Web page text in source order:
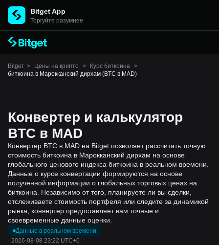
Bitget App
Торгуйте разумнее
Bitget > Цены на крипто > Курс биткоина >
биткоина в Марокканский дирхам (BTC в MAD)
Конвертер и калькулятор
BTC в MAD
Конвертер BTC в MAD на Bitget позволяет рассчитать точную
стоимость биткоина в Марокканский дирхам на основе
глобального ценового индекса биткоина в реальном времени.
Данные о курсе конвертации формируются на основе
полученной информации о глобальных торговых ценах на
биткоина. Независимо от того, планируете ли вы сделки,
отслеживаете стоимость портфеля или следите за динамикой
рынка, конвертер предоставляет вам точные и
своевременные данные оценки.
Данные в реальном времени
· 2026-08-08 23:22 UTC+0